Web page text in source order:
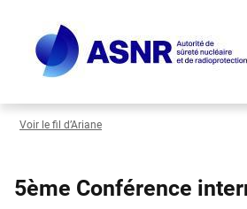
contenu
principal
Voir le fil d’Ariane
5ème Conférence